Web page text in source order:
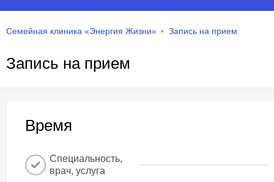
Семейная клиника «Энергия Жизни» Запись на прием
Запись на прием
Время
Специальность,
врач, услуга